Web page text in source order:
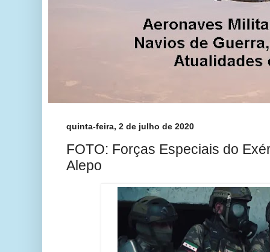
quinta-feira, 2 de julho de 2020
FOTO: Forças Especiais do
Alepo